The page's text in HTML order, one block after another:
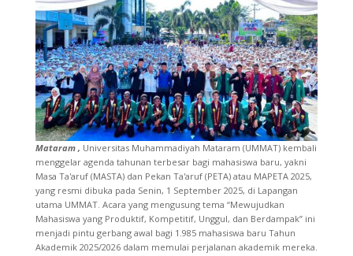
Mataram , Universitas Muhammadiyah Mataram (UMMAT) kembali
menggelar agenda tahunan terbesar bagi mahasiswa baru, yakni
Masa Ta'aruf (MASTA) dan Pekan Ta'aruf (PETA) atau MAPETA 2025,
yang resmi dibuka pada Senin, 1 September 2025, di Lapangan
utama UMMAT. Acara yang mengusung tema “Mewujudkan
Mahasiswa yang Produktif, Kompetitif, Unggul, dan Berdampak” ini
menjadi pintu gerbang awal bagi 1.985 mahasiswa baru Tahun
Akademik 2025/2026 dalam memulai perjalanan akademik mereka